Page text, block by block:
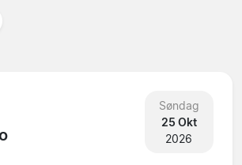
Søndag
25 Okt
2026